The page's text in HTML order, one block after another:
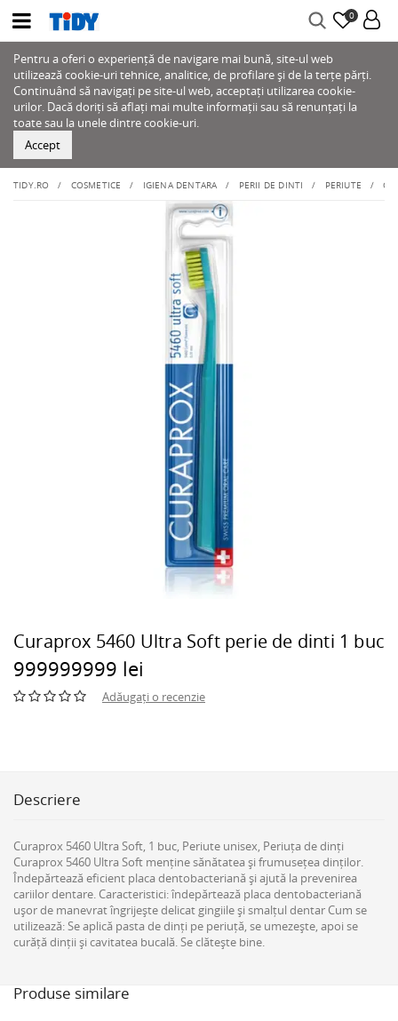
0
Pentru a oferi o experiență de navigare mai bună, site-ul web
utilizează cookie-uri tehnice, analitice, de profilare și de la terțe părți.
Continuând să navigați pe site-ul web, acceptați utilizarea cookie-
urilor. Dacă doriți să aflați mai multe informații sau să renunțați la
toate sau la unele dintre cookie-uri.
Accept
TIDY.RO COSMETICE IGIENA DENTARA PERII DE DINTI PERIUTE
Curaprox 5460 Ultra Soft perie de dinti 1 buc
999999999 lei
Adăugați o recenzie
Descriere
Curaprox 5460 Ultra Soft, 1 buc, Periute unisex, Periuța de dinți
Curaprox 5460 Ultra Soft menține sănătatea și frumusețea dinților.
Îndepărtează eficient placa dentobacteriană și ajută la prevenirea
cariilor dentare. Caracteristici: îndepărtează placa dentobacteriană
ușor de manevrat îngrijește delicat gingiile și smalțul dentar Cum se
utilizează: Se aplică pasta de dinți pe periuță, se umezește, apoi se
curăță dinții și cavitatea bucală. Se clătește bine.
Produse similare